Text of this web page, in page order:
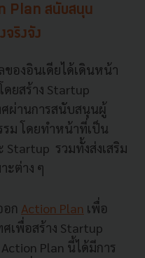
Plan สนับสนุน
ริงจัง
องอินเดียได้เดินหน้า
ยสร้าง Startup
ศผ่านการสนับสนุนผู้
รม โดยทำหน้าที่เป็น
รวมทั้งส่งเสริม
ะต่าง ๆ
ก Action Plan เพื่อ
เพื่อสร้าง Startup
Plan นี้ได้มีการ